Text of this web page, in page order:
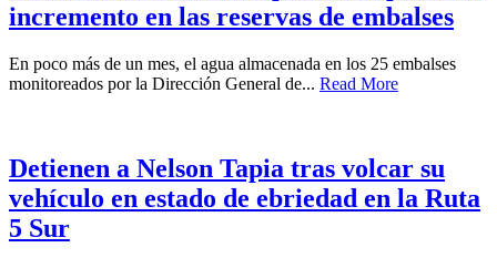
incremento en las reservas de embalses
En poco más de un mes, el agua almacenada en los 25 embalses
monitoreados por la Dirección General de... Read More
Detienen a Nelson Tapia tras volcar su
vehículo en estado de ebriedad en la Ruta
5 Sur